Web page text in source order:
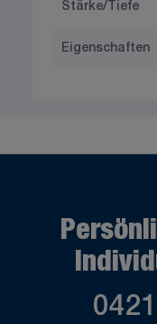
Stärke/Tiefe
Eigenschaften